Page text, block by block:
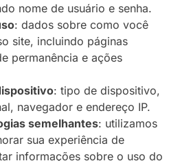
nome de usuário e senha.
: dados sobre como você
site, incluindo páginas
permanência e ações
: tipo de dispositivo,
navegador e endereço IP.
semelhantes: utilizamos
sua experiência de
informações sobre o uso do